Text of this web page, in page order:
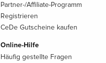
Partner-/Affiliate-Programm
Registrieren
CeDe Gutscheine kaufen
Online-Hilfe
Häufig gestellte Fragen